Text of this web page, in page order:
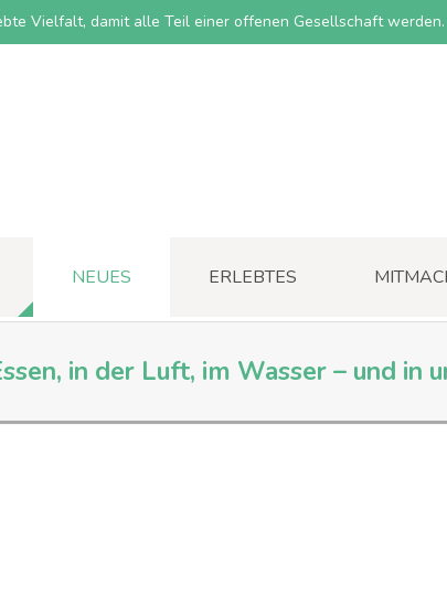
Vielfalt, damit alle Teil einer offenen Gesellschaft werden.
NEUES ERLEBTES
in der Luft, im Wasser – und in